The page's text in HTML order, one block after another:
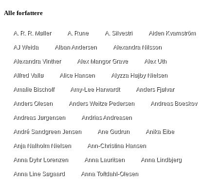
Alle forfattere
A. R. R. Møller A. Rune A. Silvestri Aiden Kvarnström
AJ Weida Alban Andersen Alexandra Nilsson
Alexandra Vinther Alex Mangor Grave Alex Uth
Alfred Vallø Alice Hansen Alyzza Højby Nielsen
Amalie Bischoff Amy-Lee Harwardt Anders Fjølvar
Anders Olesen Anders Weitze Pedersen Andreas Boeskov
Andreas Jørgensen Andrias Andreasen
André Sandgreen Jensen Ane Gudrun Anika Eibe
Anja Nalholm Nielsen Ann-Christina Hansen
Anna Dyhr Lorenzen Anna Lauritsen Anna Lindbjerg
Anna Line Søgaard Anna Toftdahl-Olesen